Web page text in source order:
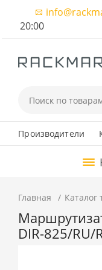
20:00
Производители
Главная Каталог
DIR-825/RU/